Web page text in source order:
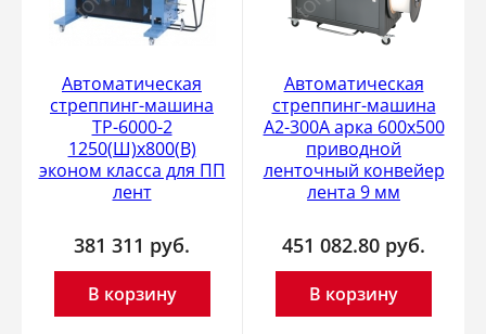
Автоматическая
стреппинг-машина
ТР-6000-2
1250(Ш)х800(В)
эконом класса для ПП
лент
381 311 руб.
В корзину
Автоматическая
стреппинг-машина
А2-300А арка 600х500
приводной
ленточный конвейер
лента 9 мм
451 082.80 руб.
В корзину